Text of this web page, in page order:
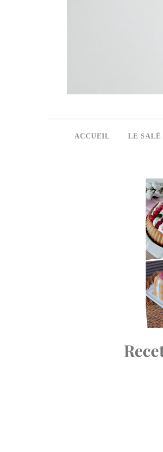
ACCUEIL LE SALÉ